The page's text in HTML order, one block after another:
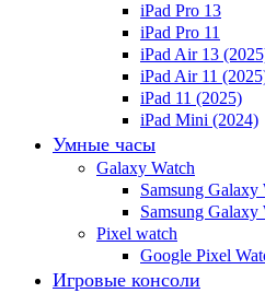
iPad Pro 13
iPad Pro 11
iPad Air 13
iPad Air 11
iPad 11 (2025)
iPad Mini (2024)
Умные часы
Galaxy Watch
Samsung Galaxy
Samsung Galaxy
Pixel watch
Google Pixel
Игровые консоли